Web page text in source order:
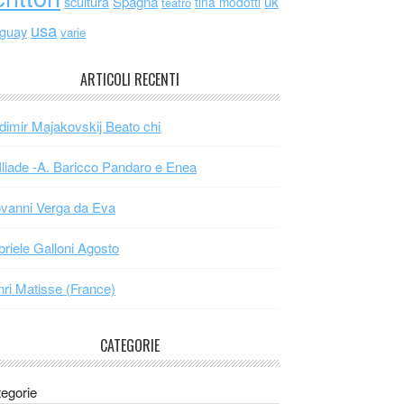
usa varie
ARTICOLI RECENTI
Majakovskij Beato chi
-A. Baricco Pandaro e Enea
Verga da Eva
Galloni Agosto
Matisse (France)
CATEGORIE